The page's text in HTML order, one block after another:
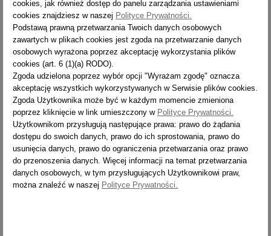
2022-03-09
zbigniewkubiak7@gmail.com
Bardzo
2022-03-09
Klient
Oceniam produkt na 3/5
3/ 5
2022-03-09
Klient
cookies, jak również dostęp do panelu zarządzania ustawieniami
cookies znajdziesz w naszej Polityce Prywatności.
Podstawą prawną przetwarzania Twoich danych osobowych
zawartych w plikach cookies jest zgoda na przetwarzanie danych
osobowych wyrażona poprzez akceptację wykorzystania plików
cookies (art. 6 (1)(a) RODO).
Zgoda udzielona poprzez wybór opcji "Wyrażam zgodę" oznacza
akceptację wszystkich wykorzystywanych w Serwisie plików cookies.
Zgoda Użytkownika może być w każdym momencie zmieniona
poprzez kliknięcie w link umieszczony w Polityce Prywatności.
Użytkownikom przysługują następujące prawa: prawo do żądania
dostępu do swoich danych, prawo do ich sprostowania, prawo do
usunięcia danych, prawo do ograniczenia przetwarzania oraz prawo
do przenoszenia danych. Więcej informacji na temat przetwarzania
danych osobowych, w tym przysługujących Użytkownikowi praw,
można znaleźć w naszej Polityce Prywatności.